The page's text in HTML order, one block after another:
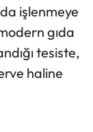
işlenmeye
gıda
tesiste,
haline